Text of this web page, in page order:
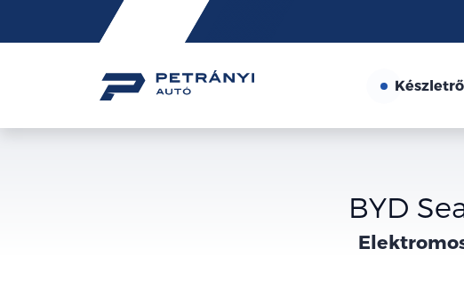
Friss
hírek
BYD